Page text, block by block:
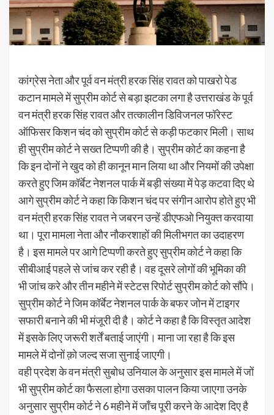
कांग्रेस नेता और पूर्व वन मंत्री हरक सिंह रावत को पाखरो पेड
कटान मामले में सुप्रीम कोर्ट से बड़ा झटका लगा है उत्तराखंड के पूर्व
वन मंत्री हरक सिंह रावत और तत्कालीन डिविजनल फॉरेस्ट
ऑफिसर किशन चंद को सुप्रीम कोर्ट से कड़ी फटकार मिली। साथ
ही सुप्रीम कोर्ट ने सख्त टिप्पणी की है। सुप्रीम कोर्ट का कहना है
कि इन दोनों ने खुद को ही कानून मान लिया था और नियमों की उपेक्षा
करते हुए जिम कॉर्बेट नेशनल पार्क में बड़ी संख्या में पेड़ कटवा दिए थे
आगे सुप्रीम कोर्ट ने कहा कि किशन चंद पर संगीन आरोप होते हुए भी
वन मंत्री हरक सिंह रावत ने जबरन उन्हें डीएफओ नियुक्त करवाया
था। पूरा मामला नेता और नौकरशाहों की मिलीभगत का उदाहरण
है। इस मामले पर आगे टिप्पणी करते हुए सुप्रीम कोर्ट ने कहा कि
सीबीआई पहले से जांच कर रही है। वह दूसरे लोगों की भूमिका की
भी जांच करे और तीन महीने में स्टेटस रिपोर्ट सुप्रीम कोर्ट को सौंपे।
सुप्रीम कोर्ट ने जिम कॉर्बेट नेशनल पार्क के बफर जोन में टाइगर
सफारी बनाने की भी मंजूरी दी है। कोर्ट ने कहा है कि विस्तृत आदेश
में इसके लिए जरूरी शर्तें बताई जाएंगी। माना जा रहा है कि इस
मामले में दोनों क़ो जल्द सजा सुनाई जाएगी।
वही प्रदेश के वन मंत्री सुबोध उनियाल के अनुसार इस मामले में जों
भी सुप्रीम कोर्ट का फैसला होगा उसका पालन किया जाएगा उनके
अनुसार सुप्रीम कोर्ट ने 6 महीने में जाँच पूरी करने के आदेश दिए है